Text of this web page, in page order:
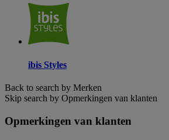
ibis Styles
Back to search by Merken
Skip search by Opmerkingen van klanten
Opmerkingen van klanten